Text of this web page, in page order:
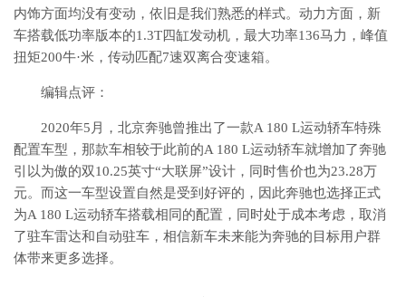
内饰方面均没有变动，依旧是我们熟悉的样式。动力方面，新
车搭载低功率版本的1.3T四缸发动机，最大功率136马力，峰值
扭矩200牛·米，传动匹配7速双离合变速箱。
编辑点评：
2020年5月，北京奔驰曾推出了一款A 180 L运动轿车特殊
配置车型，那款车相较于此前的A 180 L运动轿车就增加了奔驰
引以为傲的双10.25英寸“大联屏”设计，同时售价也为23.28万
元。而这一车型设置自然是受到好评的，因此奔驰也选择正式
为A 180 L运动轿车搭载相同的配置，同时处于成本考虑，取消
了驻车雷达和自动驻车，相信新车未来能为奔驰的目标用户群
体带来更多选择。